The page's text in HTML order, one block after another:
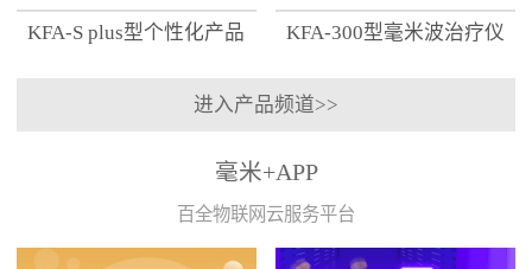
KFA-S plus型个性化产品
KFA-300型毫米波治疗仪
进入产品频道>>
毫米+APP
百全物联网云服务平台